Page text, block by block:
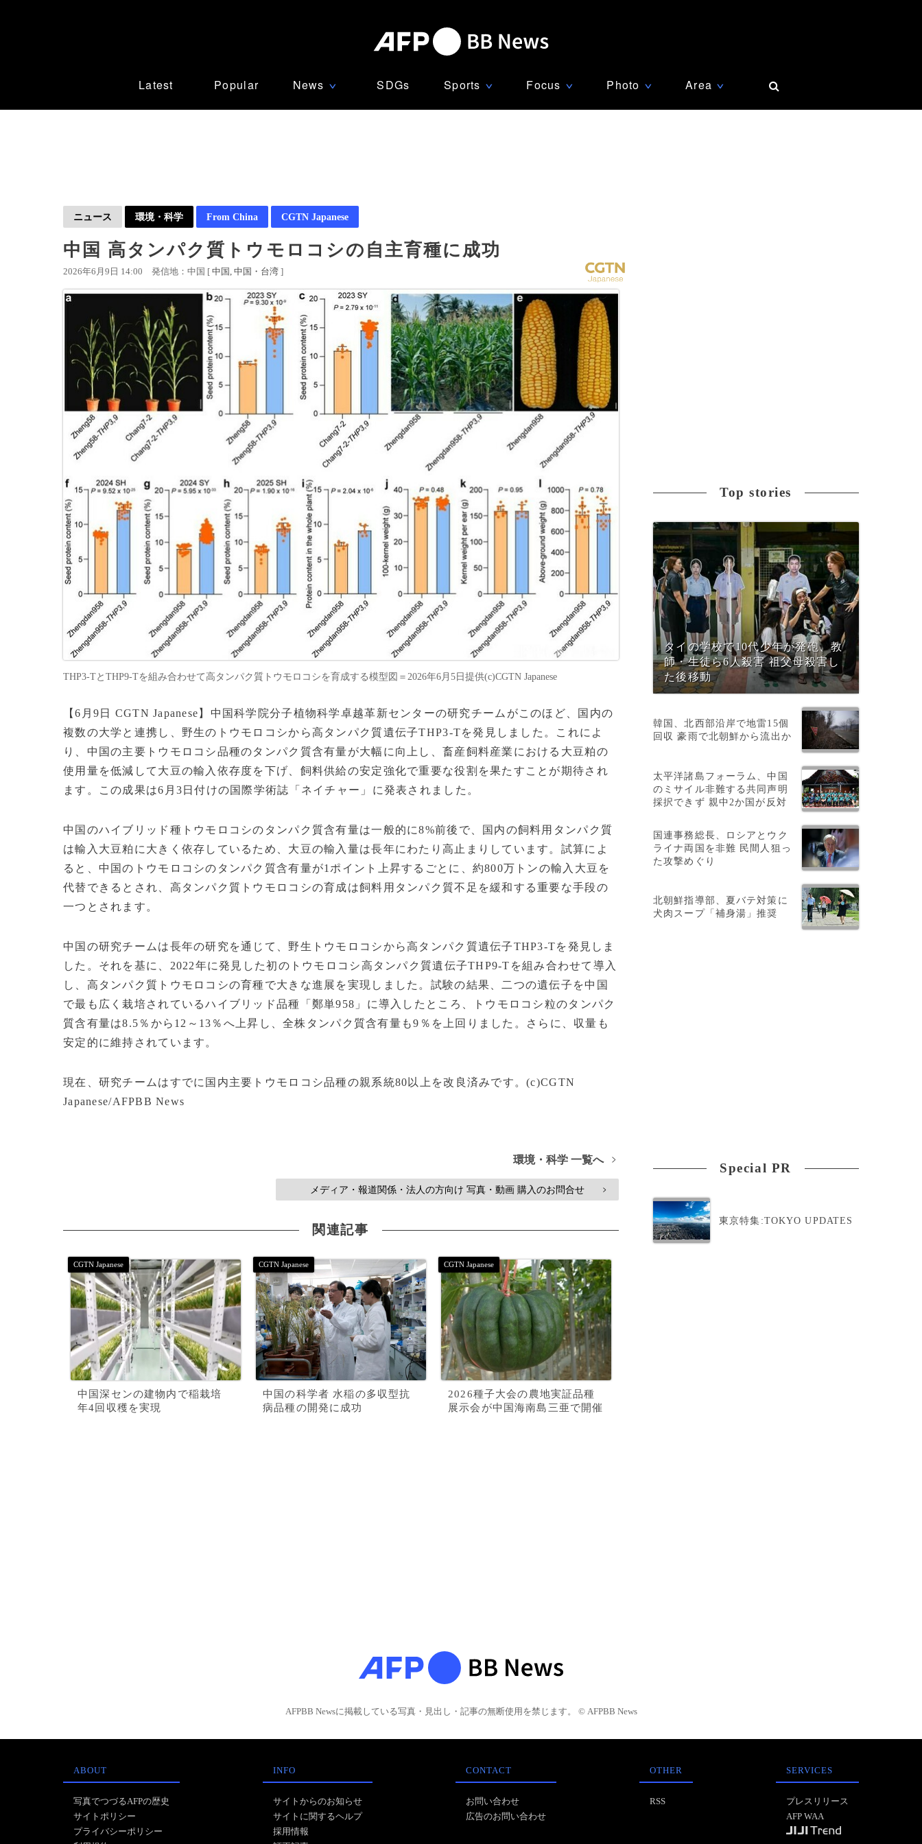
Latest Popular News ∨ SDGs Sports ∨ Focus ∨ Photo ∨ Area ∨
ニュース 環境・科学 From China CGTN Japanese
中国 高タンパク質トウモロコシの自主育種に成功
2026年6月9日 14:00 発信地：中国 [ 中国 中国・台湾 ]
THP3-TとTHP9-Tを組み合わせて高タンパク質トウモロコシを育成する模型図＝2026年6月5日提供(c)CGTN Japanese
【6月9日 CGTN Japanese】中国科学院分子植物科学卓越革新センターの研究チームがこのほど、国内の
複数の大学と連携し、野生のトウモロコシから高タンパク質遺伝子THP3‑Tを発見しました。これによ
り、中国の主要トウモロコシ品種のタンパク質含有量が大幅に向上し、畜産飼料産業における大豆粕の
使用量を低減して大豆の輸入依存度を下げ、飼料供給の安定強化で重要な役割を果たすことが期待され
ます。この成果は6月3日付けの国際学術誌「ネイチャー」に発表されました。
中国のハイブリッド種トウモロコシのタンパク質含有量は一般的に8%前後で、国内の飼料用タンパク質
は輸入大豆粕に大きく依存しているため、大豆の輸入量は長年にわたり高止まりしています。試算によ
ると、中国のトウモロコシのタンパク質含有量が1ポイント上昇するごとに、約800万トンの輸入大豆を
代替できるとされ、高タンパク質トウモロコシの育成は飼料用タンパク質不足を緩和する重要な手段の
一つとされます。
中国の研究チームは長年の研究を通じて、野生トウモロコシから高タンパク質遺伝子THP3-Tを発見しま
した。それを基に、2022年に発見した初のトウモロコシ高タンパク質遺伝子THP9-Tを組み合わせて導入
し、高タンパク質トウモロコシの育種で大きな進展を実現しました。試験の結果、二つの遺伝子を中国
で最も広く栽培されているハイブリッド品種「鄭単958」に導入したところ、トウモロコシ粒のタンパク
質含有量は8.5％から12～13％へ上昇し、全株タンパク質含有量も9％を上回りました。さらに、収量も
安定的に維持されています。
現在、研究チームはすでに国内主要トウモロコシ品種の親系統80以上を改良済みです。(c)CGTN
Japanese/AFPBB News
環境・科学 一覧へ >
メディア・報道関係・法人の方向け 写真・動画 購入のお問合せ >
関連記事
中国深センの建物内で稲栽培
年4回収穫を実現
中国の科学者 水稲の多収型抗
病品種の開発に成功
2026種子大会の農地実証品種
展示会が中国海南島三亜で開催
Top stories
タイの学校で10代少年が発砲、教
師・生徒ら6人殺害 祖父母殺害し
た後移動
韓国、北西部沿岸で地雷15個
回収 豪雨で北朝鮮から流出か
太平洋諸島フォーラム、中国
のミサイル非難する共同声明
採択できず 親中2か国が反対
国連事務総長、ロシアとウク
ライナ両国を非難 民間人狙っ
た攻撃めぐり
北朝鮮指導部、夏バテ対策に
犬肉スープ「補身湯」推奨
Special PR
東京特集:TOKYO UPDATES
AFPBB Newsに掲載している写真・見出し・記事の無断使用を禁じます。 © AFPBB News
ABOUT
写真でつづるAFPの歴史
サイトポリシー
プライバシーポリシー
INFO
サイトからのお知らせ
サイトに関するヘルプ
採用情報
CONTACT
お問い合わせ
広告のお問い合わせ
OTHER
RSS
SERVICES
プレスリリース
AFP WAA